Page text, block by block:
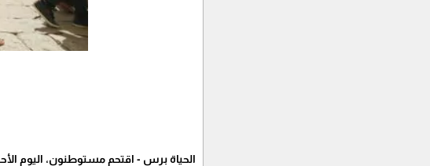
الحياة برس - اقتحم مستوطنون، اليوم